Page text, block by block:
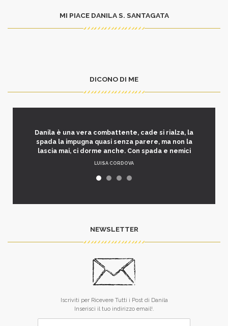
MI PIACE DANILA S. SANTAGATA
DICONO DI ME
Danila è una vera combattente, cade si rialza, la
spada la impugna quasi senza parere, ma non la
lascia mai, ci dorme anche. Con spada e nemici
LUISA CORDOVA
NEWSLETTER
Iscriviti per Ricevere Tutti i Post di Danila
Inserisci il tuo indirizzo email!.